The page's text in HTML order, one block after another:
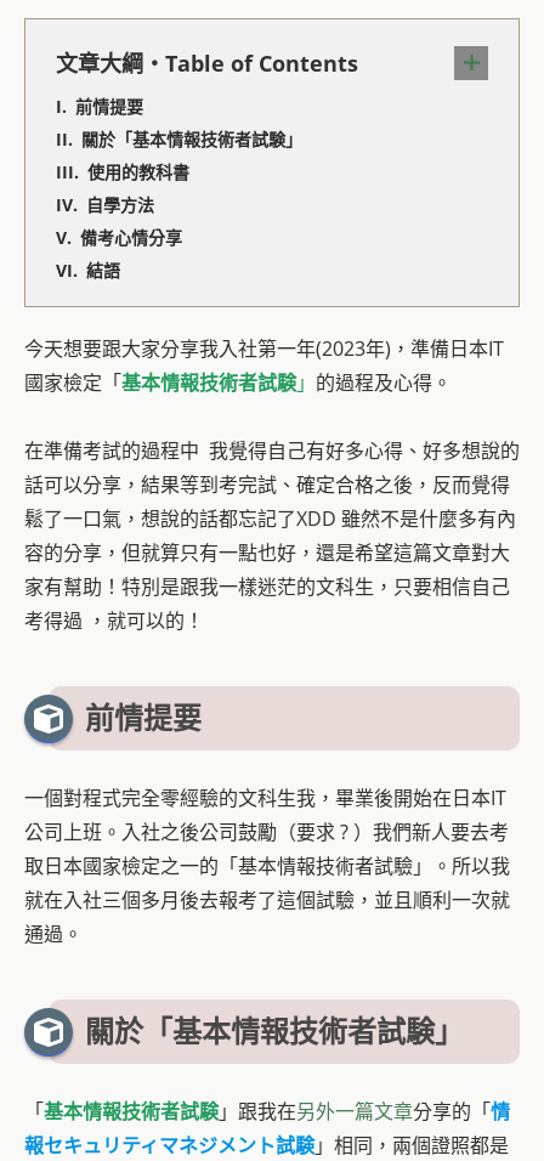
文章大綱・Table of Contents
前情提要
關於「基本情報技術者試験」
使用的教科書
自學方法
備考心情分享
結語
今天想要跟大家分享我入社第一年(2023年)，準備日本IT
國家檢定「基本情報技術者試験」 的過程及心得。
在準備考試的過程中 我覺得自己有好多心得、好多想說的
話可以分享，結果等到考完試、確定合格之後，反而覺得
鬆了一口氣，想說的話都忘記了XDD 雖然不是什麼多有內
容的分享，但就算只有一點也好，還是希望這篇文章對大
家有幫助！特別是跟我一樣迷茫的文科生，只要相信自己
考得過 ，就可以的！
前情提要
一個對程式完全零經驗的文科生我，畢業後開始在日本IT
公司上班。入社之後公司鼓勵（要求 ? ）我們新人要去考
取日本國家檢定之一的「基本情報技術者試驗」。所以我
就在入社三個多月後去報考了這個試驗，並且順利一次就
通過。
關於「基本情報技術者試験」
「基本情報技術者試験」跟我在另外一篇文章分享的「情
報セキュリティマネジメント試験」相同，兩個證照都是